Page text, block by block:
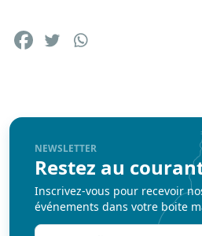
NEWSLETTER
Restez au
Inscrivez-vous pour recevoir
événements dans votre boite
Votre